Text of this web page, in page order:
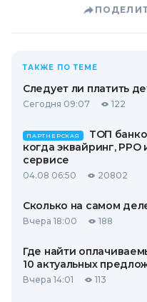
ТАКЖЕ ПО ТЕМЕ
Следует ли платить
Сегодня 09:07 122
ПАРТНЕРСКАЯ
ТОП
когда эквайринг, РРО
сервисе
04.08 06:50 20802
Сколько на самом
Вчера 18:00 188
Где найти
10 актуальных
Вчера 14:01 113